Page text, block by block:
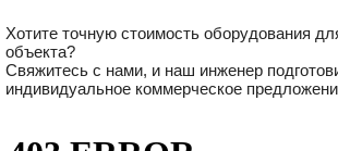
Хотите точную стоимость оборудования
объекта?
Свяжитесь с нами, и наш инженер
индивидуальное коммерческое